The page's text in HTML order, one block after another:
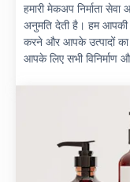
हमारी मेकअप निर्माता
अनुमति देती है। हम आपकी
करने और आपके उत्पादों
आपके लिए सभी